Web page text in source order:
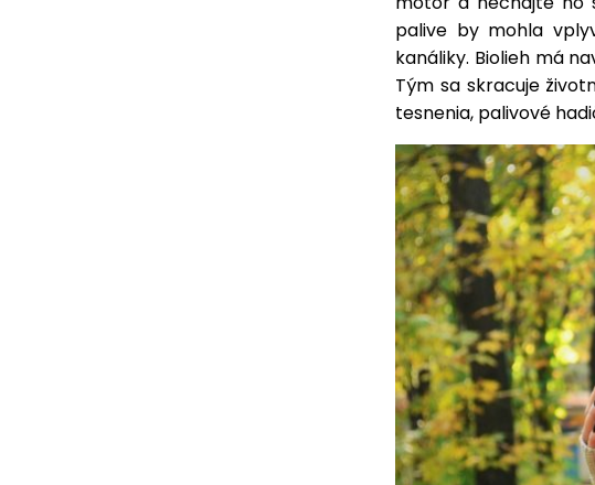
palive by mohla
kanáliky. Biolieh má
Tým sa skracuje
tesnenia, palivové